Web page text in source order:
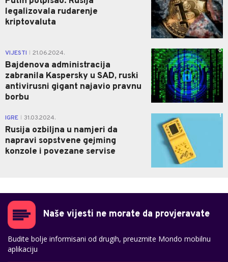
legalizovala rudarenje
kriptovaluta
VIJESTI 21.06.2024.
Bajdenova administracija
zabranila Kaspersky u SAD, ruski
antivirusni gigant najavio pravnu
borbu
0
IGRE 31.03.2024.
Rusija ozbiljna u namjeri da
napravi sopstvene gejming
konzole i povezane servise
1
Naše vijesti ne morate da provjeravate
Budite bolje informisani od drugih, preuzmite Mondo mobilnu
aplikaciju